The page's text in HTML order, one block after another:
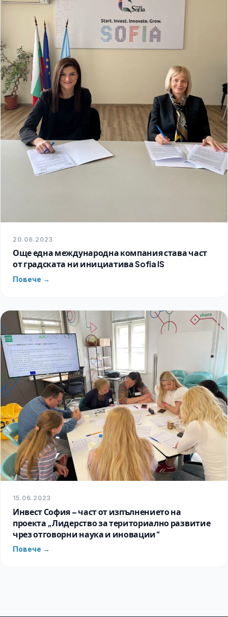
20.06.2023
Още една международна компания става част
от градската ни инициатива Sofia IS
Повече →
15.06.2023
Инвест София – част от изпълнението на
проекта „Лидерство за териториално развитие
чрез отговорни наука и иновации“
Повече →